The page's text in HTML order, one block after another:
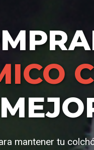
mantener tu